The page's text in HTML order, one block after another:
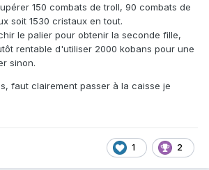
150 combats de troll, 90 combats de
soit 1530 cristaux en tout.
le palier pour obtenir la seconde fille,
rentable d'utiliser 2000 kobans pour une
sinon.
faut clairement passer à la caisse je
1 2